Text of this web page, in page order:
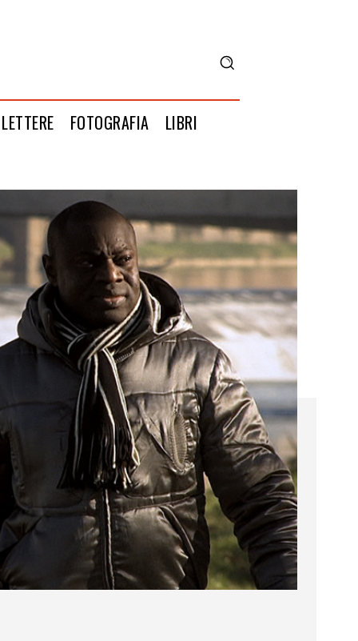
LETTERE FOTOGRAFIA LIBRI